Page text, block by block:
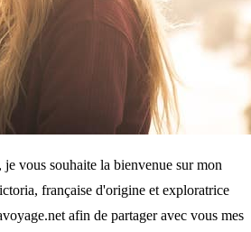
je vous souhaite la bienvenue sur mon
française d'origine et exploratrice
afin de partager avec vous mes